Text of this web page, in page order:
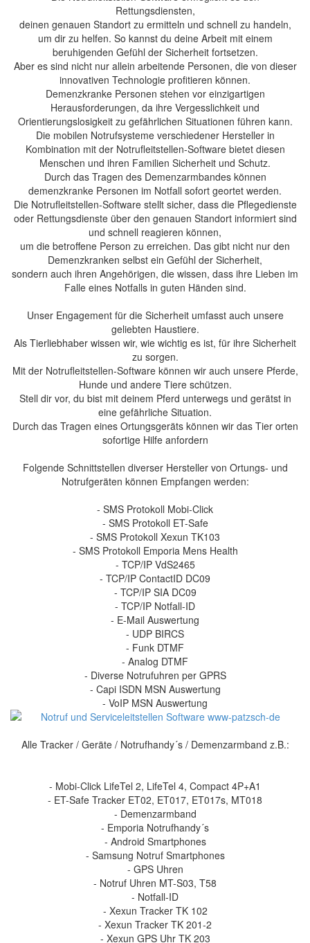
Rettungsdiensten,
deinen genauen Standort zu ermitteln und schnell zu handeln,
um dir zu helfen. So kannst du deine Arbeit mit einem
beruhigenden Gefühl der Sicherheit fortsetzen.
Aber es sind nicht nur allein arbeitende Personen, die von dieser
innovativen Technologie profitieren können.
Demenzkranke Personen stehen vor einzigartigen
Herausforderungen, da ihre Vergesslichkeit und
Orientierungslosigkeit zu gefährlichen Situationen führen kann.
Die mobilen Notrufsysteme verschiedener Hersteller in
Kombination mit der Notrufleitstellen-Software bietet diesen
Menschen und ihren Familien Sicherheit und Schutz.
Durch das Tragen des Demenzarmbandes können
demenzkranke Personen im Notfall sofort geortet werden.
Die Notrufleitstellen-Software stellt sicher, dass die Pflegedienste
oder Rettungsdienste über den genauen Standort informiert sind
und schnell reagieren können,
um die betroffene Person zu erreichen. Das gibt nicht nur den
Demenzkranken selbst ein Gefühl der Sicherheit,
sondern auch ihren Angehörigen, die wissen, dass ihre Lieben im
Falle eines Notfalls in guten Händen sind.
Unser Engagement für die Sicherheit umfasst auch unsere
geliebten Haustiere.
Als Tierliebhaber wissen wir, wie wichtig es ist, für ihre Sicherheit
zu sorgen.
Mit der Notrufleitstellen-Software können wir auch unsere Pferde,
Hunde und andere Tiere schützen.
Stell dir vor, du bist mit deinem Pferd unterwegs und gerätst in
eine gefährliche Situation.
Durch das Tragen eines Ortungsgeräts können wir das Tier orten
sofortige Hilfe anfordern
Folgende Schnittstellen diverser Hersteller von Ortungs- und
Notrufgeräten können Empfangen werden:
- SMS Protokoll Mobi-Click
- SMS Protokoll ET-Safe
- SMS Protokoll Xexun TK103
- SMS Protokoll Emporia Mens Health
- TCP/IP VdS2465
- TCP/IP ContactID DC09
- TCP/IP SIA DC09
- TCP/IP Notfall-ID
- E-Mail Auswertung
- UDP BIRCS
- Funk DTMF
- Analog DTMF
- Diverse Notrufuhren per GPRS
- Capi ISDN MSN Auswertung
- VoIP MSN Auswertung
Alle Tracker / Geräte / Notrufhandy´s / Demenzarmband z.B.:
- Mobi-Click LifeTel 2, LifeTel 4, Compact 4P+A1
- ET-Safe Tracker ET02, ET017, ET017s, MT018
- Demenzarmband
- Emporia Notrufhandy´s
- Android Smartphones
- Samsung Notruf Smartphones
- GPS Uhren
- Notruf Uhren MT-S03, T58
- Notfall-ID
- Xexun Tracker TK 102
- Xexun Tracker TK 201-2
- Xexun GPS Uhr TK 203